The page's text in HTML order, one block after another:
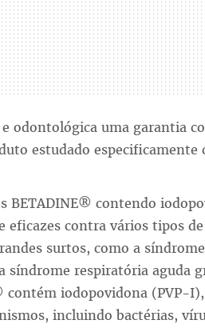
odontológica uma garantia
estudado especificamente
BETADINE® contendo
eficazes contra vários tipos
surtos, como a síndrome
síndrome respiratória aguda
contém iodopovidona (PVP-
incluindo bactérias,